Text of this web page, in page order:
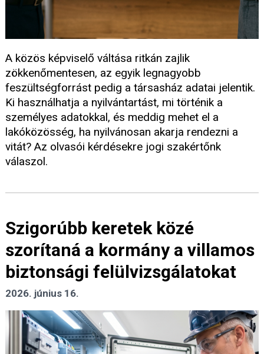
A közös képviselő váltása ritkán zajlik
zökkenőmentesen, az egyik legnagyobb
feszültségforrást pedig a társasház adatai jelentik.
Ki használhatja a nyilvántartást, mi történik a
személyes adatokkal, és meddig mehet el a
lakóközösség, ha nyilvánosan akarja rendezni a
vitát? Az olvasói kérdésekre jogi szakértőnk
válaszol.
Szigorúbb keretek közé
szorítaná a kormány a villamos
biztonsági felülvizsgálatokat
2026. június 16.